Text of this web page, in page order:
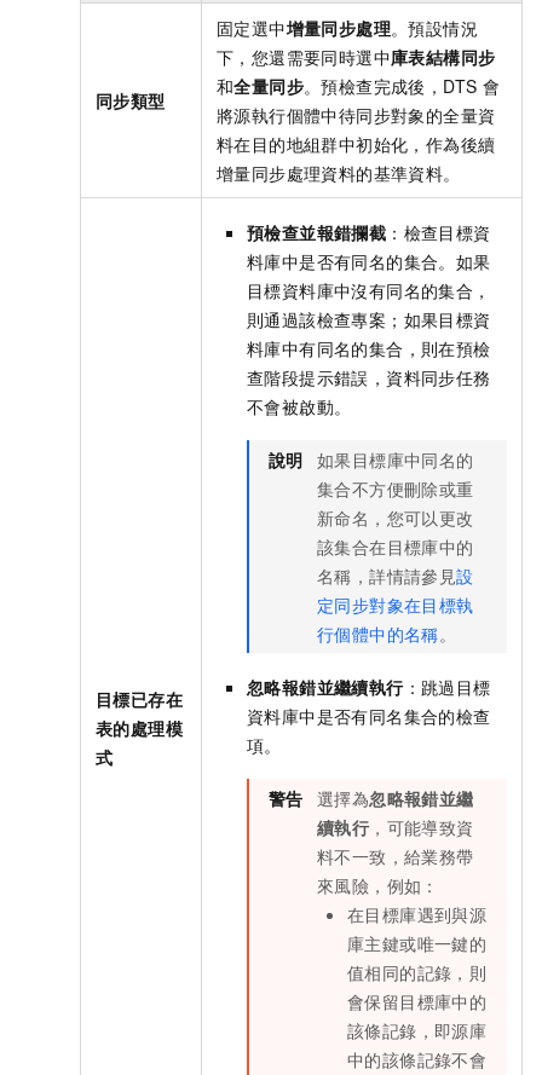
同步類型
固定選中增量同步處理。預設情況
下，您還需要同時選中庫表結構同步
和全量同步。預檢查完成後，DTS 會
將源執行個體中待同步對象的全量資
料在目的地組群中初始化，作為後續
增量同步處理資料的基準資料。
目標已存在
表的處理模
式
預檢查並報錯攔截 ：檢查目標資
料庫中是否有同名的集合。如果
目標資料庫中沒有同名的集合，
則通過該檢查專案；如果目標資
料庫中有同名的集合，則在預檢
查階段提示錯誤，資料同步任務
不會被啟動。
說明 如果目標庫中同名的
集合不方便刪除或重
新命名，您可以更改
該集合在目標庫中的
名稱，詳情請參見設
定同步對象在目標執
行個體中的名稱。
忽略報錯並繼續執行：跳過目標
資料庫中是否有同名集合的檢查
項。
警告 選擇為忽略報錯並繼
續執行 ，可能導致資
料不一致，給業務帶
來風險，例如：
在目標庫遇到與源
庫主鍵或唯一鍵的
值相同的記錄，則
會保留目標庫中的
該條記錄，即源庫
中的該條記錄不會